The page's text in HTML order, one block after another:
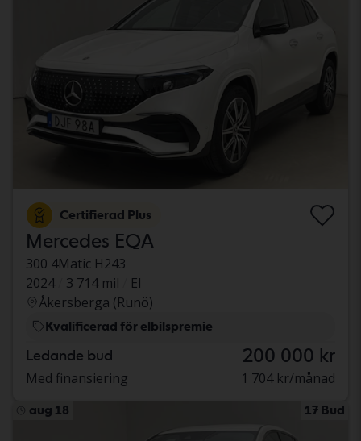
Certifierad Plus
Mercedes EQA
300 4Matic H243
2024
3 714 mil
El
Åkersberga (Runö)
Kvalificerad för elbilspremie
Ledande bud 200 000 kr
Med finansiering 1 704 kr/månad
aug 18 17 Bud